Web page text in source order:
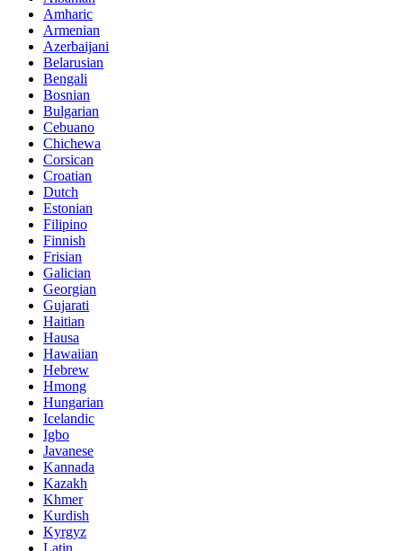
Amharic
Armenian
Azerbaijani
Belarusian
Bengali
Bosnian
Bulgarian
Cebuano
Chichewa
Corsican
Croatian
Dutch
Estonian
Filipino
Finnish
Frisian
Galician
Georgian
Gujarati
Haitian
Hausa
Hawaiian
Hebrew
Hmong
Hungarian
Icelandic
Igbo
Javanese
Kannada
Kazakh
Khmer
Kurdish
Kyrgyz
Latin